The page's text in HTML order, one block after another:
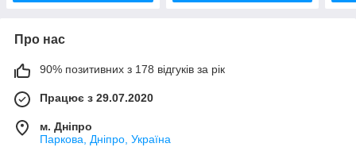
Про нас
90% позитивних з 178 відгуків за рік
Працює з 29.07.2020
м. Дніпро
Паркова, Дніпро, Україна